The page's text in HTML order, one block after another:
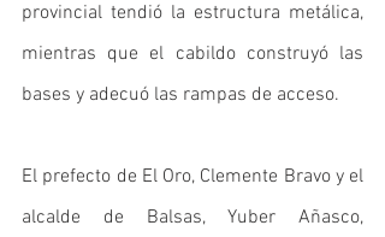
provincial tendió la estructura metálica,
mientras que el cabildo construyó las
bases y adecuó las rampas de acceso.
El prefecto de El Oro, Clemente Bravo y el
alcalde de Balsas, Yuber Añasco,